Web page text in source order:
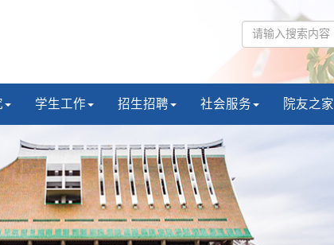
学生工作 招生招聘 社会服务 院友之家